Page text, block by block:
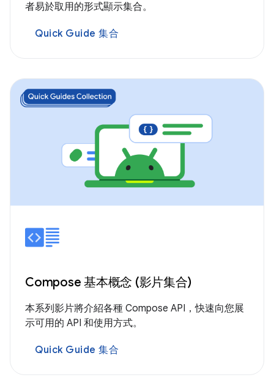
者易於取用的形式顯示集合。
Quick Guide 集合
Compose 基本概念 (影片集合)
本系列影片將介紹各種 Compose API，快速向您展
示可用的 API 和使用方式。
Quick Guide 集合